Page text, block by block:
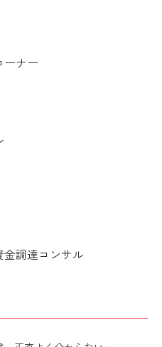
ーナー
調達コンサル